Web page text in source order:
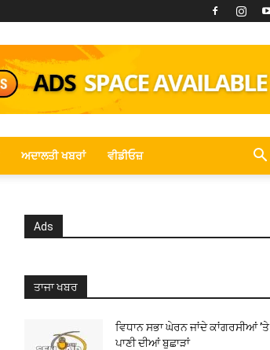
ਅਦਾਲਤੀ ਖਬਰਾਂ ਵੀਡੀਓਜ਼
Ads
ਤਾਜਾ ਖਬਰ
ਵਿਧਾਨ ਸਭਾ ਘੇਰਨ ਜਾਂਦੇ ਕਾਂਗਰਸੀਆਂ ’ਤੇ
ਪਾਣੀ ਦੀਆਂ ਬੁਛਾੜਾਂ